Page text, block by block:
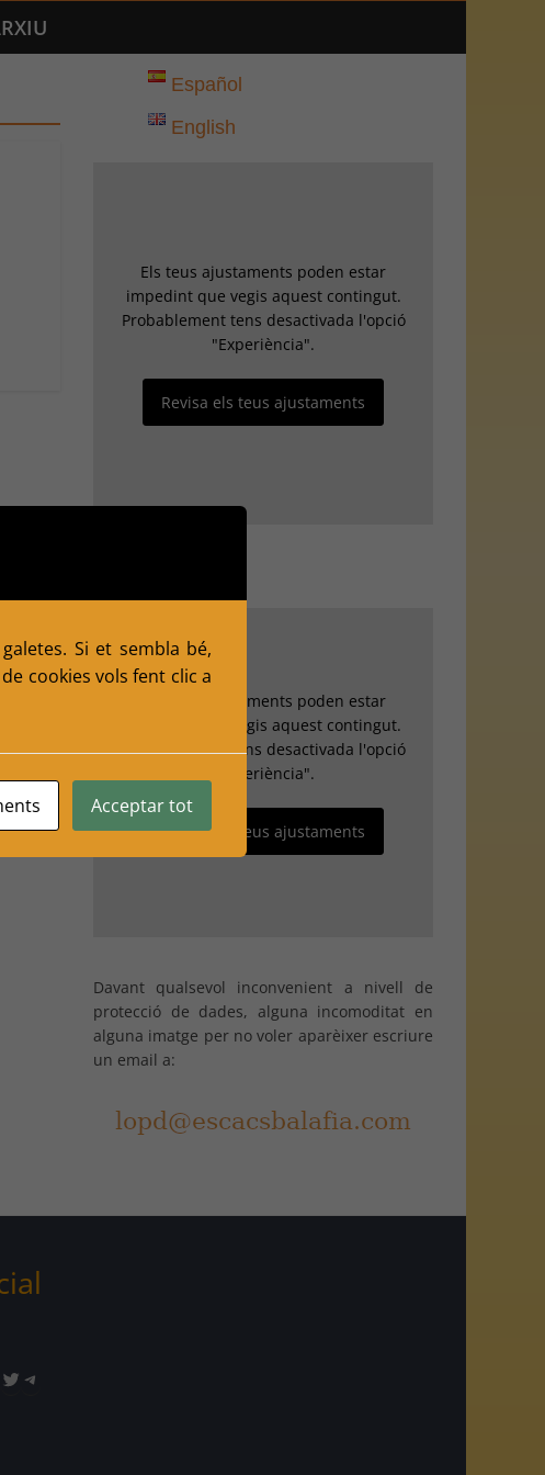
Español
English
Els teus ajustaments poden estar
impedint que vegis aquest contingut.
Probablement tens desactivada l'opció
"Experiència".
Revisa els teus ajustaments
Els teus ajustaments poden estar
impedint que vegis aquest contingut.
Probablement tens desactivada l'opció
"Experiència".
Revisa els teus ajustaments
Davant qualsevol inconvenient a nivell de
protecció de dades, alguna incomoditat en
alguna imatge per no voler aparèixer escriure
un email a:
TwitterTelegram
Si et sembla bé,
cookies vols fent clic a
Acceptar tot